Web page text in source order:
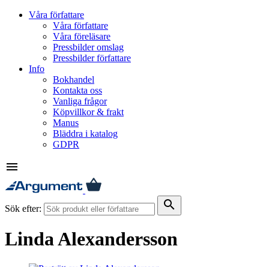
Våra författare
Våra författare
Våra föreläsare
Pressbilder omslag
Pressbilder författare
Info
Bokhandel
Kontakta oss
Vanliga frågor
Köpvillkor & frakt
Manus
Bläddra i katalog
GDPR
menu
Sök efter: search
Linda Alexandersson